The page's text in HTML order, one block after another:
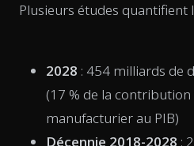
Plusieurs études quantifient
2028 : 454 milliards de
(17 % de la
manufacturier au PIB)
Décennie 2018-2028 :